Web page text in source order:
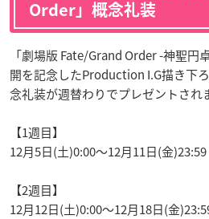
Order」概念礼装
「劇場版 Fate/Grand Order -神聖円
開を記念したProduction I.G描き下
念礼装が週替わりでプレゼントされ
【1週目】
12月5日(土)0:00～12月11日(金
【2週目】
12月12日(土)0:00～12月18日(金